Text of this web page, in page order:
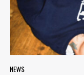
NEWS